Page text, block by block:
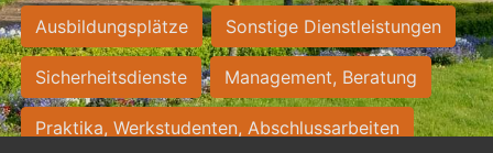
Ausbildungsplätze Sonstige Dienstleistungen
Sicherheitsdienste Management, Beratung
Praktika, Werkstudenten, Abschlussarbeiten